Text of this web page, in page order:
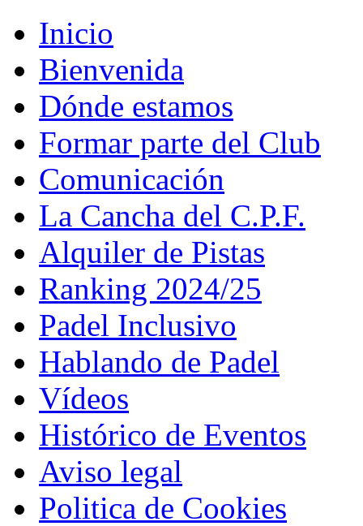
Inicio
Bienvenida
Dónde estamos
Formar parte del Club
Comunicación
La Cancha del C.P.F.
Alquiler de Pistas
Ranking 2024/25
Padel Inclusivo
Hablando de Padel
Vídeos
Histórico de Eventos
Aviso legal
Politica de Cookies